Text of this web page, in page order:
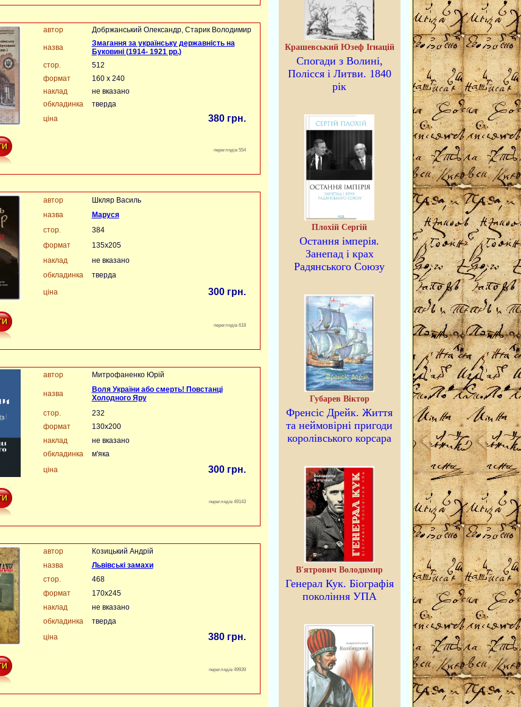
автор Добржанський Олександр, Старик Володимир
назва
Змагання за українську державність на
Буковині (1914- 1921 рр.)
стор.
512
формат
160 х 240
наклад
не вказано
обкладинка
тверда
ціна
380 грн.
переглядів 554
автор
Шкляр Василь
назва
Маруся
стор.
384
формат
135х205
наклад
не вказано
обкладинка
тверда
ціна
300 грн.
переглядів 618
автор Митрофаненко Юрій
назва
Воля України або смерть! Повстанці
Холодного Яру
стор.
232
формат
130х200
наклад
не вказано
обкладинка
м'яка
ціна
300 грн.
переглядів 49143
автор
Козицький Андрій
назва
Львівські замахи
стор.
468
формат
170х245
наклад
не вказано
обкладинка
тверда
ціна
380 грн.
переглядів 49939
Крашевський Юзеф Ігнацій
Спогади з Волині,
Полісся і Литви. 1840
рік
Плохій Сергій
Остання імперія.
Занепад і крах
Радянського Союзу
Губарев Віктор
Френсіс Дрейк. Життя
та неймовірні пригоди
королівського корсара
В'ятрович Володимир
Генерал Кук. Біографія
покоління УПА